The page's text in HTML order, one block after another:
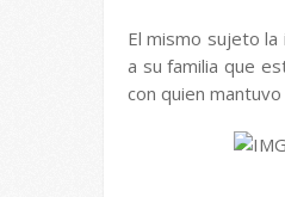
El mismo sujeto la
a su familia que
con quien